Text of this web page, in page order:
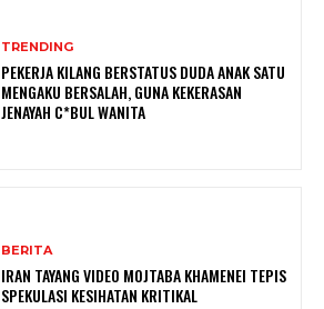
TRENDING
PEKERJA KILANG BERSTATUS DUDA ANAK SATU
MENGAKU BERSALAH, GUNA KEKERASAN
JENAYAH C*BUL WANITA
BERITA
IRAN TAYANG VIDEO MOJTABA KHAMENEI TEPIS
SPEKULASI KESIHATAN KRITIKAL